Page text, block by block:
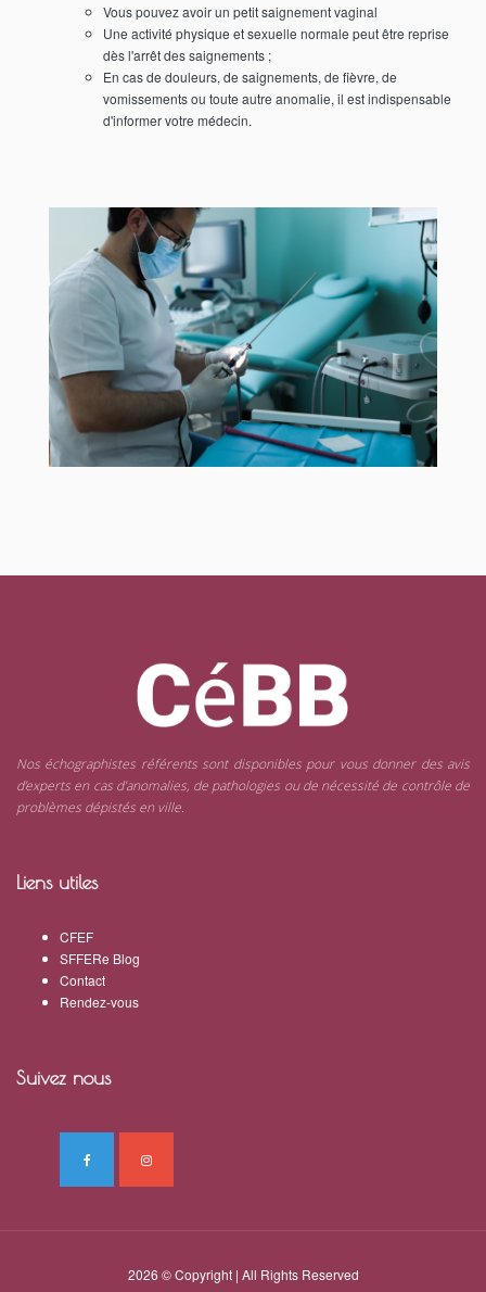
Vous pouvez avoir un petit saignement vaginal
Une activité physique et sexuelle normale peut être reprise
dès l'arrêt des saignements ;
En cas de douleurs, de saignements, de fièvre, de
vomissements ou toute autre anomalie, il est indispensable
d'informer votre médecin.
Nos échographistes référents sont disponibles pour vous donner des avis
d’experts en cas d’anomalies, de pathologies ou de nécessité de contrôle de
problèmes dépistés en ville.
Liens utiles
CFEF
SFFERe Blog
Contact
Rendez-vous
Suivez nous
2026 © Copyright | All Rights Reserved